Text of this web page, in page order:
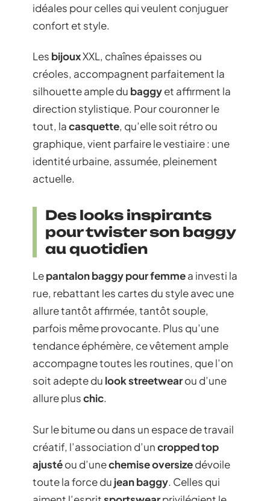
idéales pour celles qui veulent conjuguer
confort et style.
Les bijouxXXL, chaînes épaisses ou
créoles, accompagnent parfaitement la
silhouette ample du baggyet affirment la
direction stylistique. Pour couronner le
tout, lacasquette, qu’elle soit rétro ou
graphique, vient parfaire le vestiaire : une
identité urbaine, assumée, pleinement
actuelle.
Des looks inspirants
pour twister son baggy
au quotidien
Lepantalon baggy pour femmea investi la
rue, rebattant les cartes du style avec une
allure tantôt affirmée, tantôt souple,
parfois même provocante. Plus qu’une
tendance éphémère, ce vêtement ample
accompagne toutes les routines, que l’on
soit adepte du look streetwearou d’une
allure pluschic.
Sur le bitume ou dans un espace de travail
créatif, l’association d’uncropped top
ajustéou d’unechemise oversizedévoile
toute la force du jean baggy. Celles qui